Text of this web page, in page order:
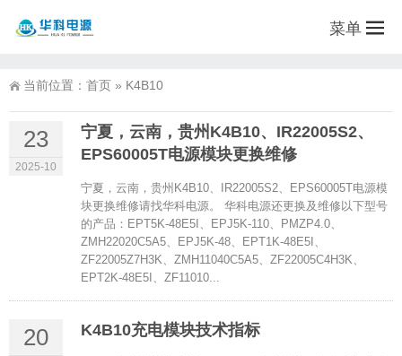
菜单
当前位置： 首页 » K4B10
23
2025-10
宁夏，云南，贵州K4B10、IR22005S2、
EPS60005T电源模块更换维修
宁夏，云南，贵州K4B10、IR22005S2、EPS60005T电源模
块更换维修请找华科电源。 华科电源还更换及维修以下型号
的产品：EPT5K-48E5I、EPJ5K-110、PMZP4.0、
ZMH22020C5A5、EPJ5K-48、EPT1K-48E5I、
ZF22005Z7H3K、ZMH11040C5A5、ZF22005C4H3K、
EPT2K-48E5I、ZF11010...
20 K4B10充电模块技术指标